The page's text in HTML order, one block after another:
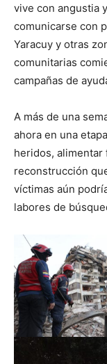
vive con angustia
comunicarse con
Yaracuy y otras
comunitarias
campañas de
A más de una
ahora en una
heridos, alimentar
reconstrucción
víctimas aún
labores de